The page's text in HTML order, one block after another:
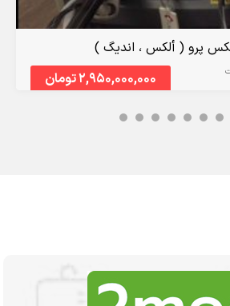
2,950,000,000 تومان
پرو ( ألکس ، اندیگ )